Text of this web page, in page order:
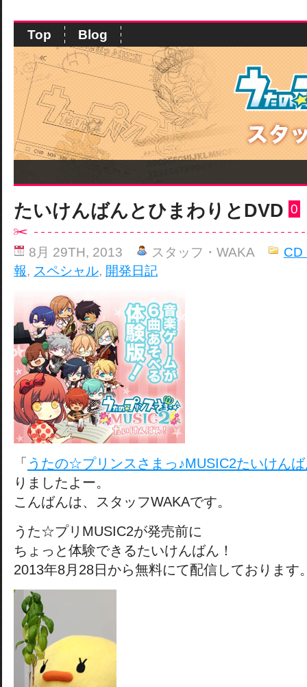
Top Blog
たいけんばんとひまわりとDVD 0
8月 29TH, 2013 スタッフ・WAKA
CD
報, スペシャル, 開発日記
「 うたの☆プリンスさまっ♪MUSIC2たいけん
りましたよー。
こんばんは、スタッフWAKAです。
うた☆プリMUSIC2が発売前に
ちょっと体験できるたいけんばん！
2013年8月28日から無料にて配信しております